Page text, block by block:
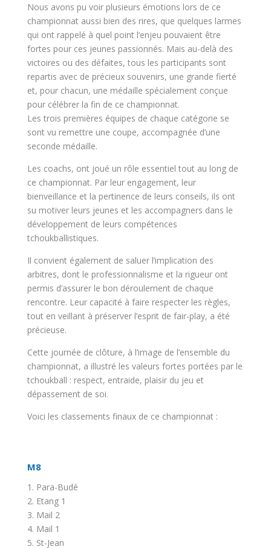
Nous avons pu voir plusieurs émotions lors de ce
championnat aussi bien des rires, que quelques larmes
qui ont rappelé à quel point l’enjeu pouvaient être
fortes pour ces jeunes passionnés. Mais au-delà des
victoires ou des défaites, tous les participants sont
repartis avec de précieux souvenirs, une grande fierté
et, pour chacun, une médaille spécialement conçue
pour célébrer la fin de ce championnat.
Les trois premières équipes de chaque catégorie se
sont vu remettre une coupe, accompagnée d’une
seconde médaille.
Les coachs, ont joué un rôle essentiel tout au long de
ce championnat. Par leur engagement, leur
bienveillance et la pertinence de leurs conseils, ils ont
su motiver leurs jeunes et les accompagners dans le
développement de leurs compétences
tchoukballistiques.
Il convient également de saluer l’implication des
arbitres, dont le professionnalisme et la rigueur ont
permis d’assurer le bon déroulement de chaque
rencontre. Leur capacité à faire respecter les règles,
tout en veillant à préserver l’esprit de fair-play, a été
précieuse.
Cette journée de clôture, à l’image de l’ensemble du
championnat, a illustré les valeurs fortes portées par le
tchoukball : respect, entraide, plaisir du jeu et
dépassement de soi.
Voici les classements finaux de ce championnat :
M8
1. Para-Budé
2. Etang 1
3. Mail 2
4. Mail 1
5. St-Jean